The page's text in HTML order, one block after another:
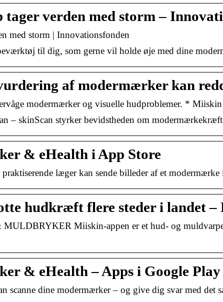
verden med storm –
med storm | Innovationsfonden
til dig, som gerne vil holde øje med dine
af modermærker kan
modermærker og visuelle hudproblemer. *
– skinScan styrker bevidstheden om
& eHealth i App Store
læger kan sende billeder af et
hudkræft flere steder i landet –
Miiskin-appen er et hud- og
& eHealth – Apps i Google Play
dine modermærker – og give dig svar med det